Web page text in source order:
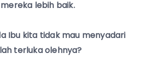
lebih baik.
Ibu kita tidak mau menyadari
terluka olehnya?